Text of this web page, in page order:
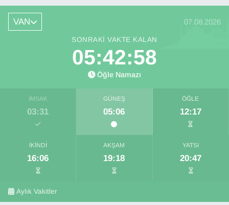
VAN 07.08.2026
SONRAKI VAKTE KALAN
05:42:57
Öğle Namazı
İMSAK
03:31
GÜNEŞ
05:06
ÖĞLE
12:17
İKINDI
16:06
AKŞAM
19:18
YATSI
20:47
Aylık Vakitler